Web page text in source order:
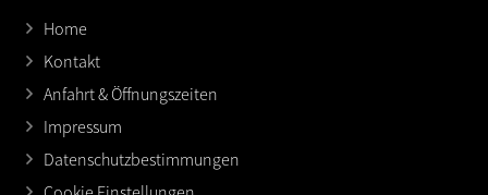
Home
Kontakt
Anfahrt & Öffnungszeiten
Impressum
Datenschutzbestimmungen